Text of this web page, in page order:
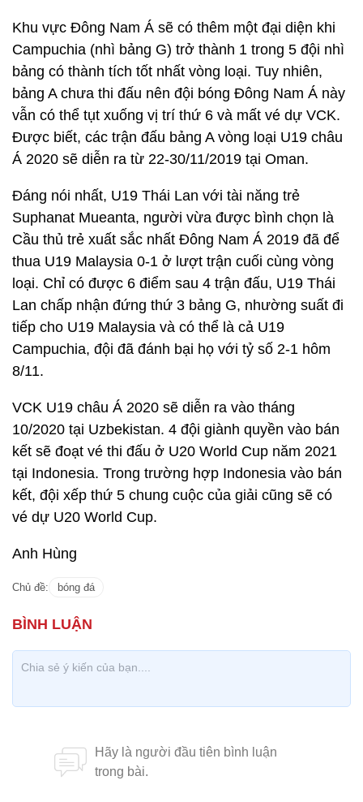
Khu vực Đông Nam Á sẽ có thêm một đại diện khi
Campuchia (nhì bảng G) trở thành 1 trong 5 đội nhì
bảng có thành tích tốt nhất vòng loại. Tuy nhiên,
bảng A chưa thi đấu nên đội bóng Đông Nam Á này
vẫn có thể tụt xuống vị trí thứ 6 và mất vé dự VCK.
Được biết, các trận đấu bảng A vòng loại U19 châu
Á 2020 sẽ diễn ra từ 22-30/11/2019 tại Oman.
Đáng nói nhất, U19 Thái Lan với tài năng trẻ
Suphanat Mueanta, người vừa được bình chọn là
Cầu thủ trẻ xuất sắc nhất Đông Nam Á 2019 đã để
thua U19 Malaysia 0-1 ở lượt trận cuối cùng vòng
loại. Chỉ có được 6 điểm sau 4 trận đấu, U19 Thái
Lan chấp nhận đứng thứ 3 bảng G, nhường suất đi
tiếp cho U19 Malaysia và có thể là cả U19
Campuchia, đội đã đánh bại họ với tỷ số 2-1 hôm
8/11.
VCK U19 châu Á 2020 sẽ diễn ra vào tháng
10/2020 tại Uzbekistan. 4 đội giành quyền vào bán
kết sẽ đoạt vé thi đấu ở U20 World Cup năm 2021
tại Indonesia. Trong trường hợp Indonesia vào bán
kết, đội xếp thứ 5 chung cuộc của giải cũng sẽ có
vé dự U20 World Cup.
Anh Hùng
Chủ đề: bóng đá